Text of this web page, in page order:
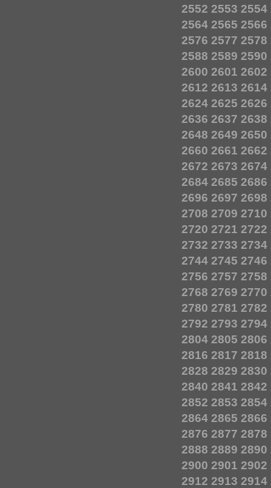
2552 2553 2554
2564 2565 2566
2576 2577 2578
2588 2589 2590
2600 2601 2602
2612 2613 2614
2624 2625 2626
2636 2637 2638
2648 2649 2650
2660 2661 2662
2672 2673 2674
2684 2685 2686
2696 2697 2698
2708 2709 2710
2720 2721 2722
2732 2733 2734
2744 2745 2746
2756 2757 2758
2768 2769 2770
2780 2781 2782
2792 2793 2794
2804 2805 2806
2816 2817 2818
2828 2829 2830
2840 2841 2842
2852 2853 2854
2864 2865 2866
2876 2877 2878
2888 2889 2890
2900 2901 2902
2912 2913 2914